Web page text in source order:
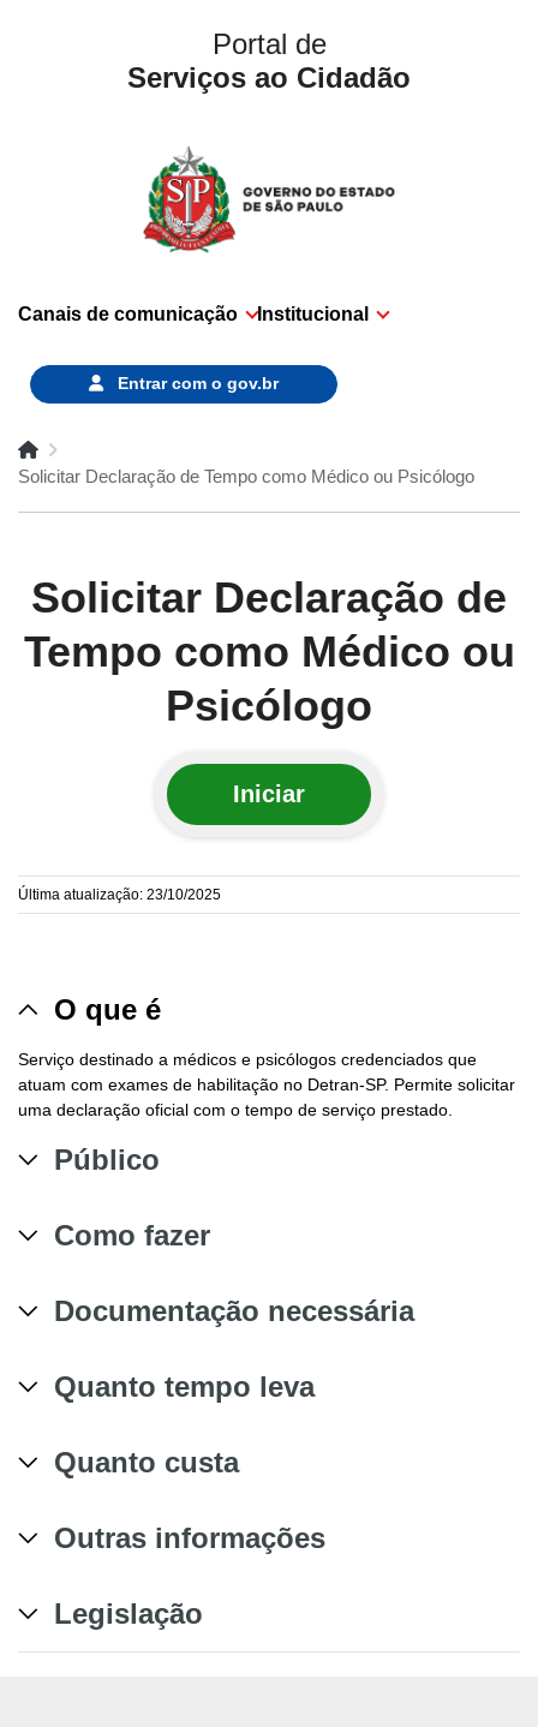
Portal de
Serviços ao Cidadão
Canais de comunicação Institucional
Entrar com o gov.br
Solicitar Declaração de Tempo como Médico ou Psicólogo
Solicitar Declaração de
Tempo como Médico ou
Psicólogo
Iniciar
Última atualização: 23/10/2025
O que é
Serviço destinado a médicos e psicólogos credenciados que
atuam com exames de habilitação no Detran-SP. Permite solicitar
uma declaração oficial com o tempo de serviço prestado.
Público
Como fazer
Documentação necessária
Quanto tempo leva
Quanto custa
Outras informações
Legislação